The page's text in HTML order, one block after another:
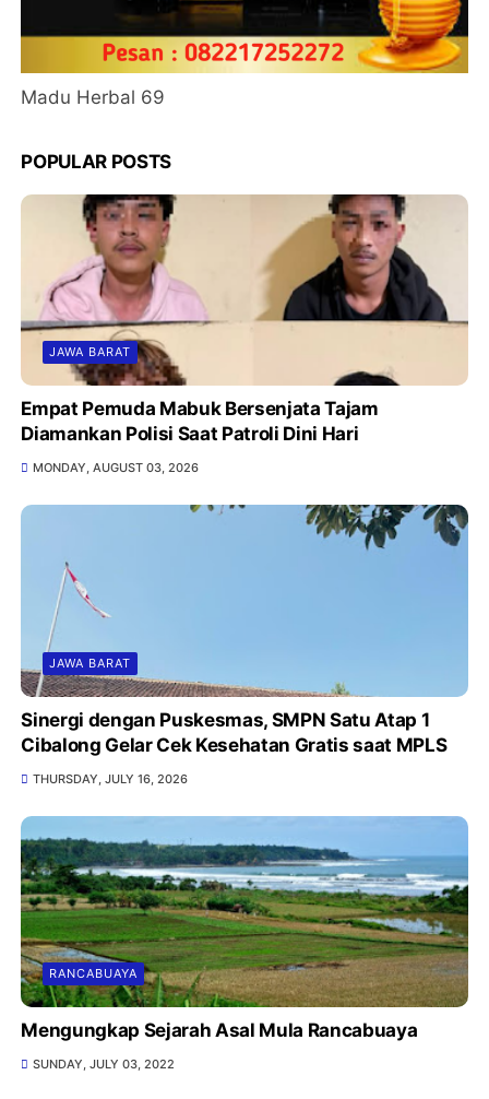
Madu Herbal 69
POPULAR POSTS
JAWA BARAT
Empat Pemuda Mabuk Bersenjata Tajam
Diamankan Polisi Saat Patroli Dini Hari
MONDAY, AUGUST 03, 2026
JAWA BARAT
Sinergi dengan Puskesmas, SMPN Satu Atap 1
Cibalong Gelar Cek Kesehatan Gratis saat MPLS
THURSDAY, JULY 16, 2026
RANCABUAYA
Mengungkap Sejarah Asal Mula Rancabuaya
SUNDAY, JULY 03, 2022